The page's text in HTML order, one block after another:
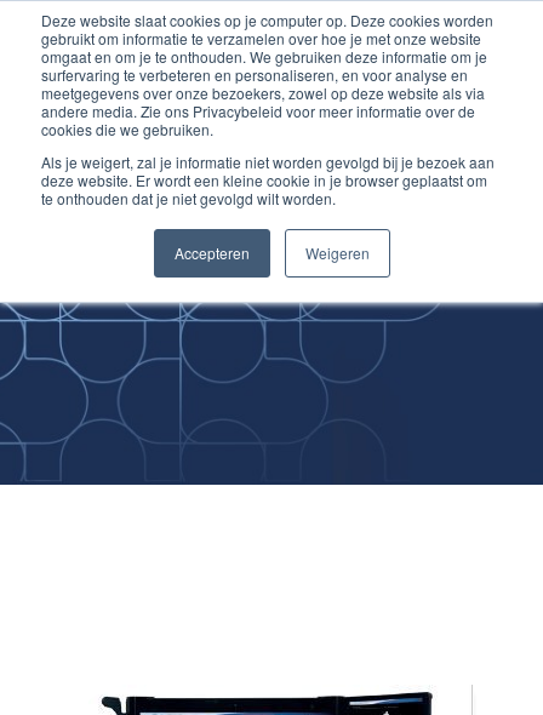
Deze website slaat cookies op je computer op. Deze cookies worden
gebruikt om informatie te verzamelen over hoe je met onze website
omgaat en om je te onthouden. We gebruiken deze informatie om je
surfervaring te verbeteren en personaliseren, en voor analyse en
meetgegevens over onze bezoekers, zowel op deze website als via
andere media. Zie ons Privacybeleid voor meer informatie over de
cookies die we gebruiken.
Als je weigert, zal je informatie niet worden gevolgd bij je bezoek aan
deze website. Er wordt een kleine cookie in je browser geplaatst om
te onthouden dat je niet gevolgd wilt worden.
Accepteren Weigeren
Inloggen account
Ga
naar
de
inhoud
Improving
Medical Skills